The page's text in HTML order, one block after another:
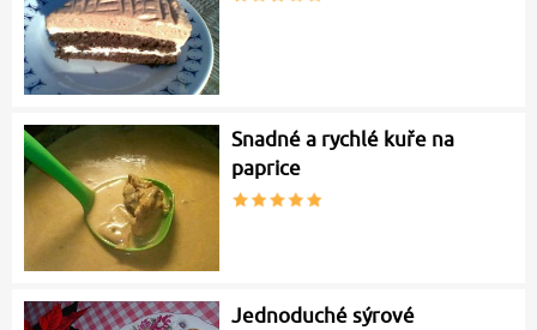
Snadné a rychlé kuře na
paprice
Jednoduché sýrové